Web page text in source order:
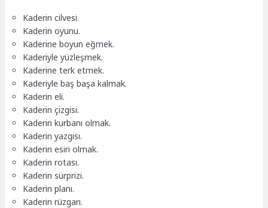
Kaderin cilvesi.
Kaderin oyunu.
Kaderine boyun eğmek.
Kaderiyle yüzleşmek.
Kaderine terk etmek.
Kaderiyle baş başa kalmak.
Kaderin eli.
Kaderin çizgisi.
Kaderin kurbanı olmak.
Kaderin yazgısı.
Kaderin esiri olmak.
Kaderin rotası.
Kaderin sürprizi.
Kaderin planı.
Kaderin rüzgarı.